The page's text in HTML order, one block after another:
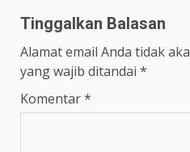
Tinggalkan Balasan
Alamat email Anda tidak
yang wajib ditandai *
Komentar*